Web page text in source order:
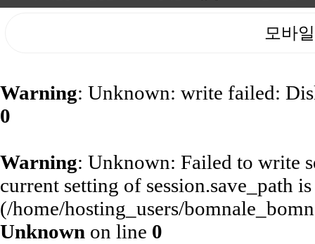
모바
Warning: Unknown: write failed:
0
Warning: Unknown: Failed to write
current setting of session.save_path
(/home/hosting_users/
Unknown on line 0